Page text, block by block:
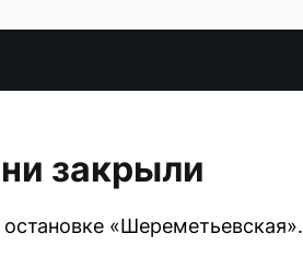
закрыли
«Шереметьевская».